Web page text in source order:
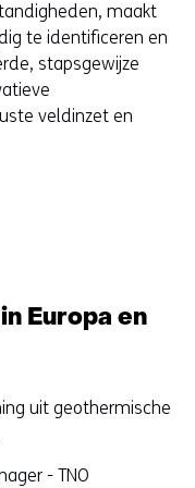
maakt
te identificeren en
stapsgewijze
veldinzet en
Europa en
uit geothermische
- TNO